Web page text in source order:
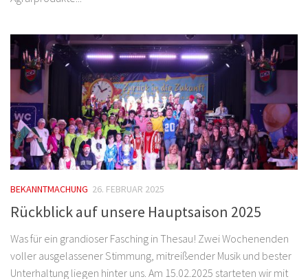
BEKANNTMACHUNG 26. FEBRUAR 2025
Rückblick auf unsere Hauptsaison 2025
Was für ein grandioser Fasching in Thesau! Zwei Wochenenden
voller ausgelassener Stimmung, mitreißender Musik und bester
Unterhaltung liegen hinter uns. Am 15.02.2025 starteten wir mit